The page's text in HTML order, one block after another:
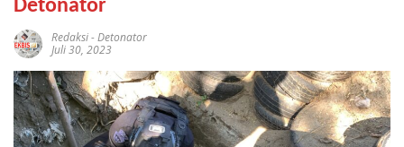
Detonator
Redaksi-Detonator
Juli 30, 2023